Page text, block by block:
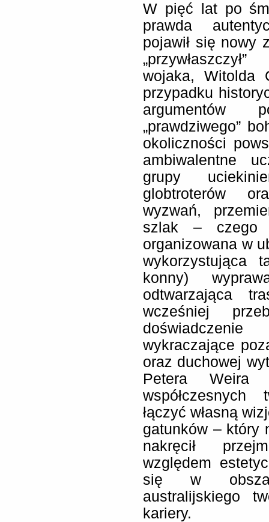
W pięć lat po
prawda
pojawił się nowy
wojaka, Witolda
przypadku
argumentów
„prawdziwego”
okoliczności
ambiwalentne
grupy
globtroterów
wyzwań,
szlak – czego
organizowana w
wykorzystująca
konny)
odtwarzająca
wcześniej
wykraczające
oraz duchowej
Petera
współczesnych
łączyć własną
gatunków – który
nakręcił
względem
się w obszar
australijskiego
kariery.